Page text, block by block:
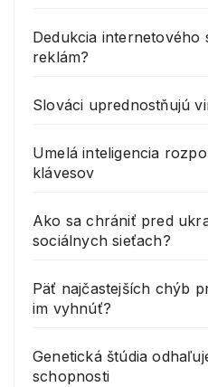
Dedukcia internetového
reklám?
Slováci uprednostňujú
Umelá inteligencia
klávesov
Ako sa chrániť pred
sociálnych sieťach?
Päť najčastejších chýb
im vyhnúť?
Genetická štúdia
schopnosti